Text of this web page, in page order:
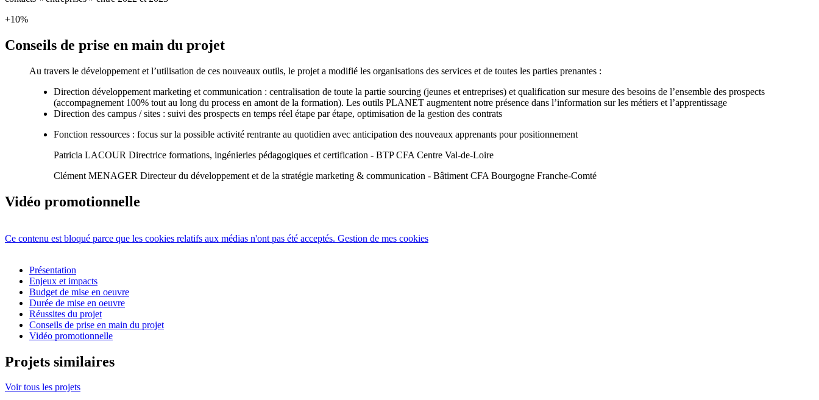
+10%
Conseils de prise en main du projet
Au travers le développement et l’utilisation de ces nouveaux outils, le projet a modifié les organisations des services et de toutes les parties prenantes :
Direction développement marketing et communication : centralisation de toute la partie sourcing (jeunes et entreprises) et qualification sur mesure des besoins de l’ensemble des prospects
(accompagnement 100% tout au long du process en amont de la formation). Les outils PLANET augmentent notre présence dans l’information sur les métiers et l’apprentissage
Direction des campus / sites : suivi des prospects en temps réel étape par étape, optimisation de la gestion des contrats
Fonction ressources : focus sur la possible activité rentrante au quotidien avec anticipation des nouveaux apprenants pour positionnement
Patricia LACOUR Directrice formations, ingénieries pédagogiques et certification - BTP CFA Centre Val-de-Loire
Clément MENAGER Directeur du développement et de la stratégie marketing & communication - Bâtiment CFA Bourgogne Franche-Comté
Vidéo promotionnelle
Ce contenu est bloqué parce que les cookies relatifs aux médias n'ont pas été acceptés. Gestion de mes cookies
Présentation
Enjeux et impacts
Budget de mise en oeuvre
Durée de mise en oeuvre
Réussites du projet
Conseils de prise en main du projet
Vidéo promotionnelle
Projets similaires
Voir tous les projets